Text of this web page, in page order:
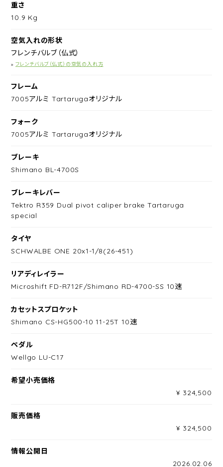
重さ
10.9 Kg
空気入れの形状
フレンチバルブ（仏式）
»フレンチバルブ（仏式）の空気の入れ方
フレーム
7005アルミ Tartarugaオリジナル
フォーク
7005アルミ Tartarugaオリジナル
ブレーキ
Shimano BL-4700S
ブレーキレバー
Tektro R359 Dual pivot caliper brake Tartaruga
special
タイヤ
SCHWALBE ONE 20x1-1/8(26-451)
リアディレイラー
Microshift FD-R712F/Shimano RD-4700-SS 10速
カセットスプロケット
Shimano CS-HG500-10 11-25T 10速
ペダル
Wellgo LU-C17
希望小売価格
¥ 324,500
販売価格
¥ 324,500
情報公開日
2026.02.06